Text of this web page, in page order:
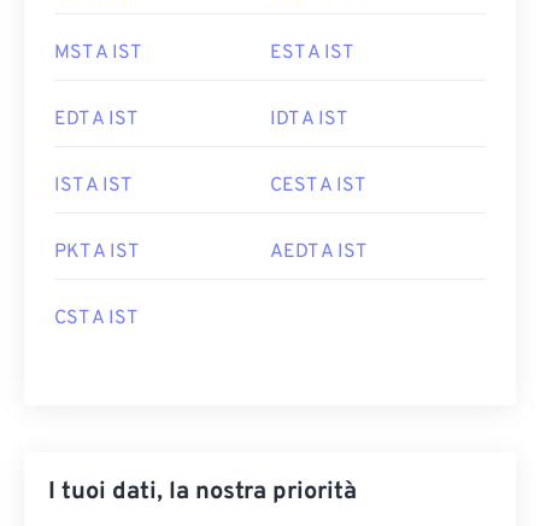
MST A IST EST A IST
EDT A IST IDT A IST
IST A IST CEST A IST
PKT A IST AEDT A IST
CST A IST
I tuoi dati, la nostra priorità